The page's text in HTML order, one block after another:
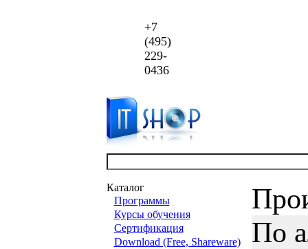
+7
(495)
229-
0436
Каталог
Программы
Курсы обучения
Сертификация
Download (Free, Shareware)
По